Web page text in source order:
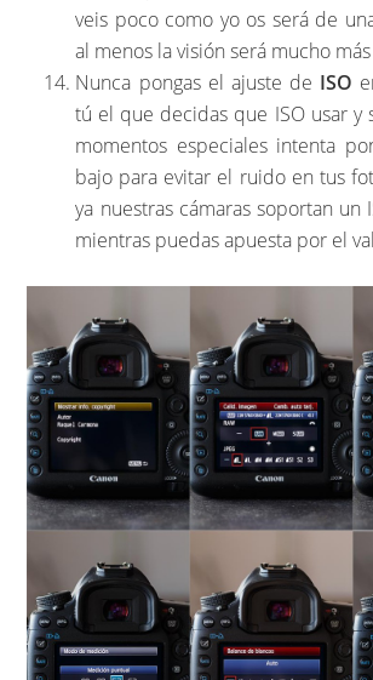
veis poco como yo os será de
al menos la visión será mucho
Nunca pongas el ajuste de ISO
tú el que decidas que ISO usar y
momentos especiales intenta
bajo para evitar el ruido en tus
ya nuestras cámaras soportan un
mientras puedas apuesta por el